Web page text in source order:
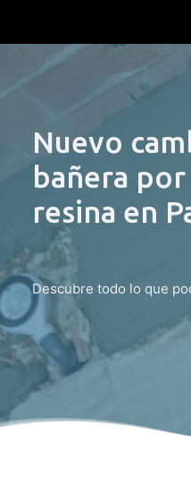
Nuevo
bañera
resina en
Descubre todo lo que